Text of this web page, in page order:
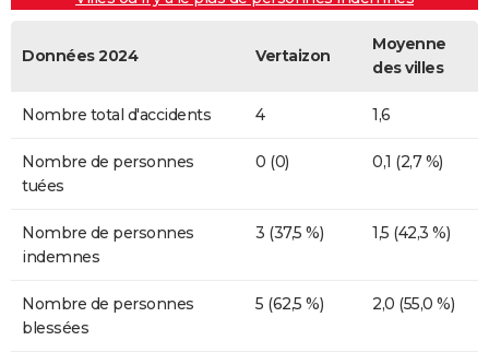
Données 2024 Vertaizon
Moyenne
des villes
Nombre total d'accidents 4 1,6
Nombre de personnes
tuées
0 (0) 0,1 (2,7 %)
Nombre de personnes
indemnes
3 (37,5 %) 1,5 (42,3 %)
Nombre de personnes
blessées
5 (62,5 %) 2,0 (55,0 %)